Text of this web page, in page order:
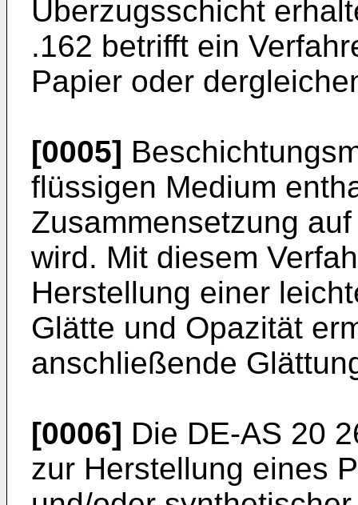
Überzugsschicht
.162 betrifft ein
Papier oder
[0005]
flüssigen Medium
Zusammensetzung
wird. Mit diesem
Herstellung einer
Glätte und Opazität
anschließende
[0006] Die DE-AS 20
zur Herstellung eines